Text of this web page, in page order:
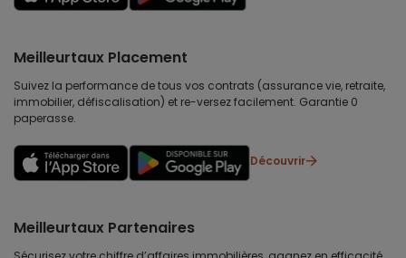
Meilleurtaux Placement
Suivez la performance de tous vos contrats (assurance vie, retraite,
immobilier, défiscalisation) et re-versez facilement. Garantie 0
paperasse.
Découvrir
Meilleurtaux Partenaires